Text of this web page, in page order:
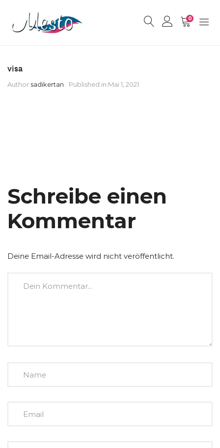
0
visa
Author:sadikertan Published in:Mai 1, 2021
Schreibe einen
Kommentar
Deine Email-Adresse wird nicht veröffentlicht.